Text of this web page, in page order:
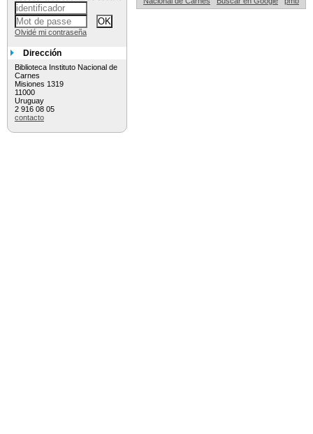
Olvidé mi contraseña
Dirección
Biblioteca Instituto Nacional de
Carnes
Misiones 1319
11000
Uruguay
2 916 08 05
contacto